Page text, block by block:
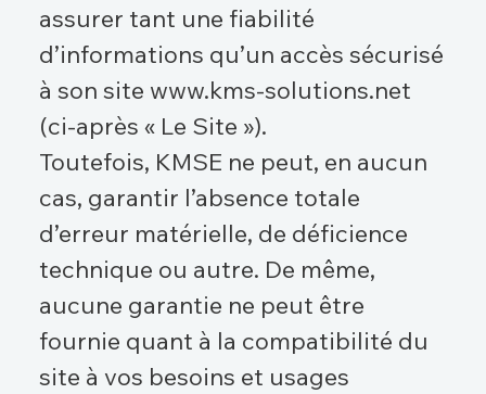
assurer tant une fiabilité
d’informations qu’un accès sécurisé
à son site www.kms-solutions.net
(ci-après « Le Site »).
Toutefois, KMSE ne peut, en aucun
cas, garantir l’absence totale
d’erreur matérielle, de déficience
technique ou autre. De même,
aucune garantie ne peut être
fournie quant à la compatibilité du
site à vos besoins et usages